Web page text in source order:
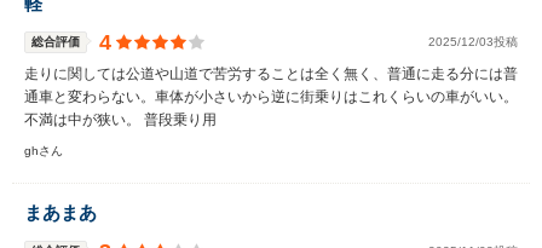
総合評価 4 2025/12/03投稿
走りに関しては公道や山道で苦労することは全く無く、普通に走る分には普
通車と変わらない。車体が小さいから逆に街乗りはこれくらいの車がいい。
不満は中が狭い。 普段乗り用
ghさん
まあまあ